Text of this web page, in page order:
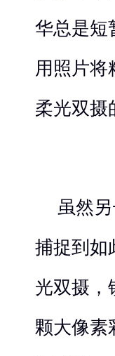
华总是短
用照片将
柔光双摄
虽然
捕捉到如
光双摄，
颗大像素